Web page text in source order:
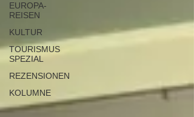
EUROPA-
REISEN
KULTUR
TOURISMUS
SPEZIAL
REZENSIONEN
KOLUMNE